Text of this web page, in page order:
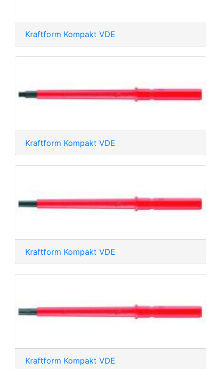
Kraftform Kompakt VDE
Kraftform Kompakt VDE
Kraftform Kompakt VDE
Kraftform Kompakt VDE